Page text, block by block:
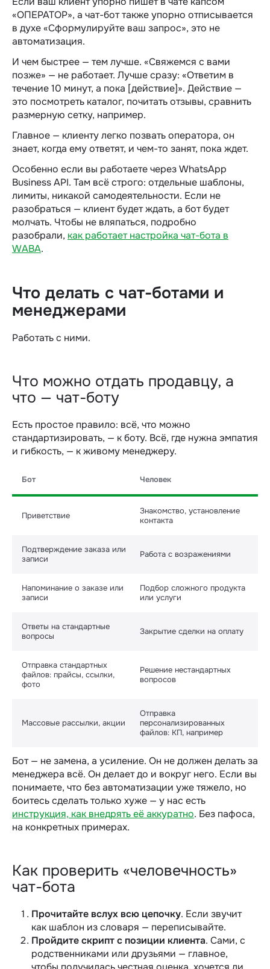
«ОПЕРАТОР», а чат-бот также упорно отписывается
в духе «Сформулируйте ваш запрос», это не
автоматизация.
И чем быстрее — тем лучше. «Свяжемся с вами
позже» — не работает. Лучше сразу: «Ответим в
течение 10 минут, а пока [действие]». Действие —
это посмотреть каталог, почитать отзывы, сравнить
размерную сетку, например.
Главное — клиенту легко позвать оператора, он
знает, когда ему ответят, и чем-то занят, пока ждет.
Особенно если вы работаете через WhatsApp
Business API. Там всё строго: отдельные шаблоны,
лимиты, никакой самодеятельности. Если не
разобраться — клиент будет ждать, а бот будет
молчать. Чтобы не вляпаться, подробно
разобрали, как работает настройка чат-бота в
WABA.
Что делать с чат-ботами и
менеджерами
Работать с ними.
Что можно отдать продавцу, а
что — чат-боту
Есть простое правило: всё, что можно
стандартизировать, — к боту. Всё, где нужна эмпатия
и гибкость, — к живому менеджеру.
Бот Человек
Приветствие
Знакомство, установление
контакта
Подтверждение заказа или
записи
Работа с возражениями
Напоминание о заказе или
записи
Подбор сложного продукта
или услуги
Ответы на стандартные
вопросы
Закрытие сделки на оплату
Отправка стандартных
файлов: прайсы, ссылки,
фото
Решение нестандартных
вопросов
Массовые рассылки, акции
Отправка
персонализированных
файлов: КП, например
Бот — не замена, а усиление. Он не должен делать за
менеджера всё. Он делает до и вокруг него. Если вы
понимаете, что без автоматизации уже тяжело, но
боитесь сделать только хуже — у нас есть
инструкция, как внедрять её аккуратно. Без пафоса,
на конкретных примерах.
Как проверить «человечность»
чат-бота
Прочитайте вслух всю цепочку. Если звучит
как шаблон из словаря — переписывайте.
Пройдите скрипт с позиции клиента. Сами, с
родственниками или друзьями — главное,